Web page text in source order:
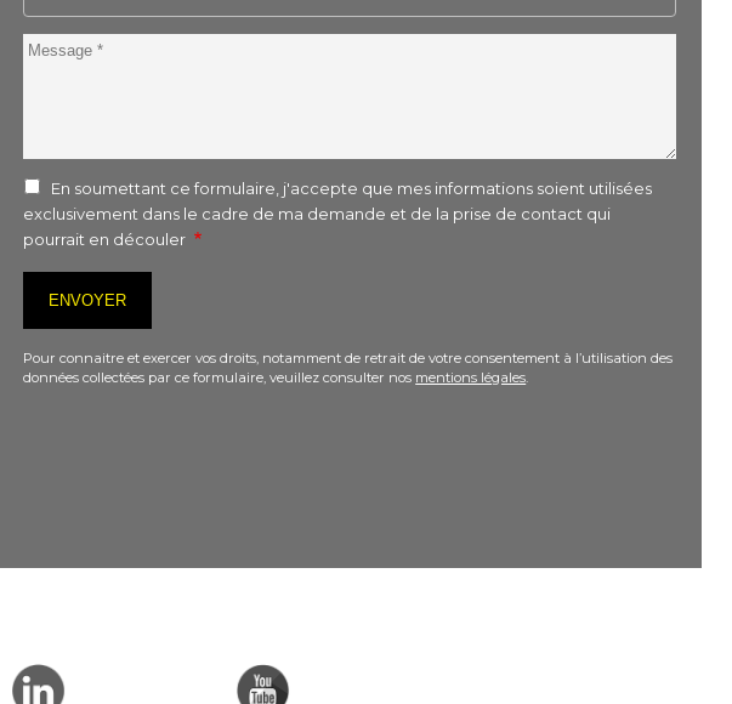
Message
En soumettant ce formulaire, j'accepte que mes informations soient utilisées
exclusivement dans le cadre de ma demande et de la prise de contact qui
pourrait en découler
Pour connaitre et exercer vos droits, notamment de retrait de votre consentement à l’utilisation des
données collectées par ce formulaire, veuillez consulter nos mentions légales.